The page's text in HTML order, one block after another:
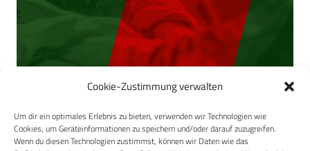
Cookie-Zustimmung verwalten
Um dir ein optimales Erlebnis zu bieten, verwenden wir Technologien wie
Cookies, um Geräteinformationen zu speichern und/oder darauf zuzugreifen.
Wenn du diesen Technologien zustimmst, können wir Daten wie das
Abb. 5: Häufigkeit der bei den einzelnen Flügen
aufgetretenen Störungen am Stirnsensor nach Kategorien
entsprechend der Dauer des Ausfalls geordnet